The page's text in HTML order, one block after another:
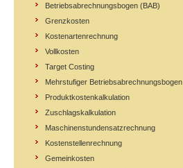
Betriebsabrechnungsbogen (BAB)
Grenzkosten
Kostenartenrechnung
Vollkosten
Target Costing
Mehrstufiger Betriebsabrechnungsbogen
Produktkostenkalkulation
Zuschlagskalkulation
Maschinenstundensatzrechnung
Kostenstellenrechnung
Gemeinkosten